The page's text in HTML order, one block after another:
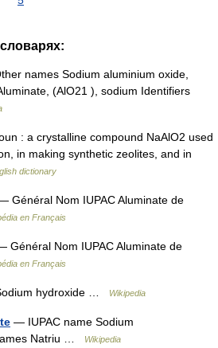
names Sodium aluminium oxide,
(AlO21 ), sodium Identifiers
: a crystalline compound NaAlO2 used
in making synthetic zeolites, and in
dictionary
Général Nom IUPAC Aluminate de
en Français
Général Nom IUPAC Aluminate de
en Français
hydroxide … Wikipedia
— IUPAC name Sodium
Natriu …
Wikipedia